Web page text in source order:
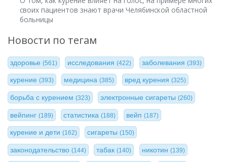
своих пациентов знают врачи Челябинской областной
больницы
Новости по тегам
здоровье (561) исследования(422) заболевания (393)
курение (393) медицина(385) вред курения (325)
борьба с курением (323) электронные сигареты(260)
вейпинг (189) статистика(188) вейп (187)
курение и дети (162) сигареты(150)
законодательство (144) табак(140) никотин (139)